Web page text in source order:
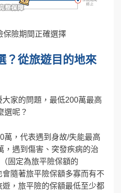
保險期間正確選擇
？從旅遊目的地來
家的問題，最低200萬最高
選呢？
萬，代表遇到身故/失能最高
，遇到傷害、突發疾病的治
固定為旅平險保額的
隨著旅平險保額多寡而有不
，旅平險的保額最低至少都